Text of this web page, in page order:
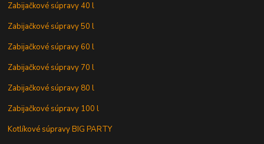
Zabijačkové súpravy 40 l
Zabijačkové súpravy 50 l
Zabijačkové súpravy 60 l
Zabijačkové súpravy 70 l
Zabijačkové súpravy 80 l
Zabijačkové súpravy 100 l
Kotlíkové súpravy BIG PARTY